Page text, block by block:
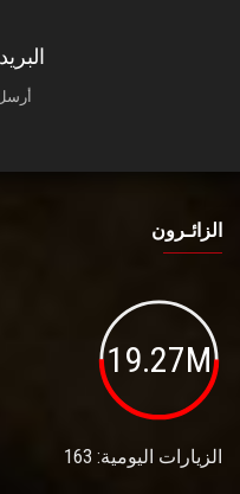
الزائـرون
19.27M
الزيارات اليومية: 163